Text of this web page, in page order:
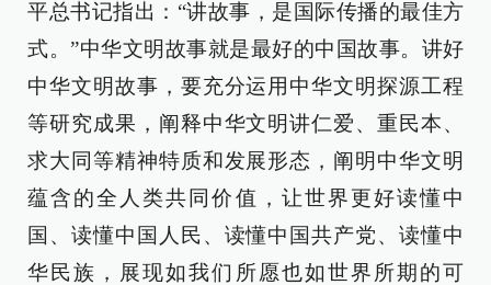
平总书记指出：“讲故事，是国际传播的最佳方
式。”中华文明故事就是最好的中国故事。讲好
中华文明故事，要充分运用中华文明探源工程
等研究成果，阐释中华文明讲仁爱、重民本、
求大同等精神特质和发展形态，阐明中华文明
蕴含的全人类共同价值，让世界更好读懂中
国、读懂中国人民、读懂中国共产党、读懂中
华民族，展现如我们所愿也如世界所期的可